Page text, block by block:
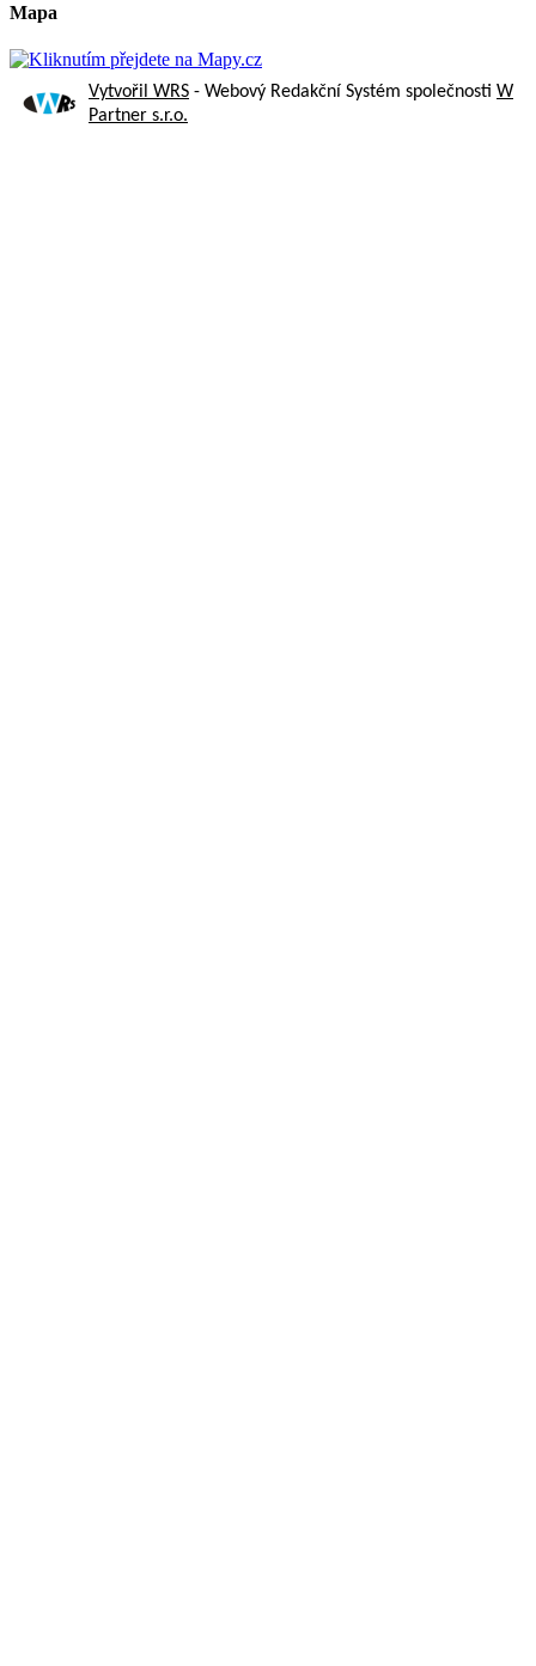
Mapa
Vytvořil WRS - Webový Redakční Systém společnosti W
Partner s.r.o.